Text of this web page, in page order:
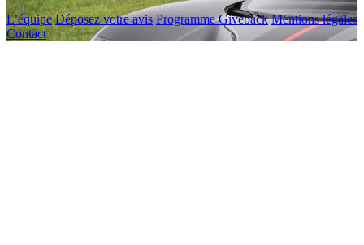
L’équipe Déposez votre avis Programme Giveback Mentions légales
Contact